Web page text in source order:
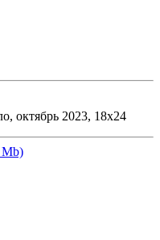
октябрь 2023, 18х24
Mb)